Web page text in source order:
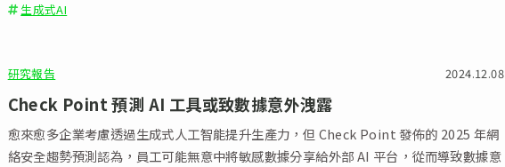
生成式AI
研究報告 2024.12.08
Check Point 預測 AI 工具或致數據意外洩露
愈來愈多企業考慮透過生成式人工智能提升生產力，但 Check Point 發佈的 2025 年網
絡安全趨勢預測認為，員工可能無意中將敏感數據分享給外部 AI 平台，從而導致數據意